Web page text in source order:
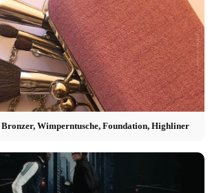
Wimperntusche, Foundation, Highliner